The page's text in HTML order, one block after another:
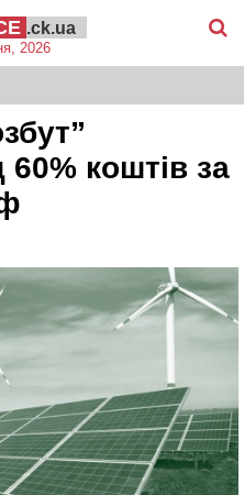
.ck.ua
2026
коштів за